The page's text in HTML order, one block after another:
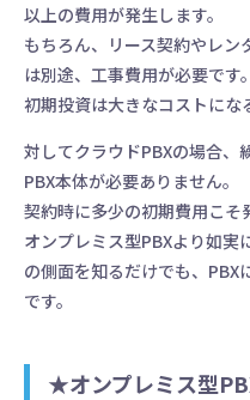
以上の費用が発生します。
もちろん、リース契約やレ
は別途、工事費用が必要です
初期投資は大きなコストにな
対してクラウドPBXの場合、
PBX本体が必要ありません。
契約時に多少の初期費用こそ
オンプレミス型PBXより如実
の側面を知るだけでも、PBX
です。
★オンプレミス型